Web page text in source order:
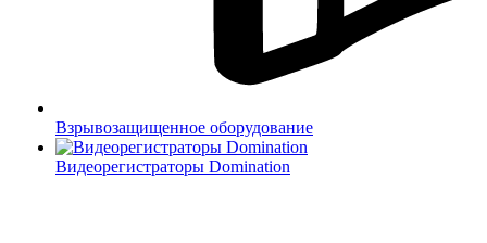
Взрывозащищенное оборудование
Видеорегистраторы Domination